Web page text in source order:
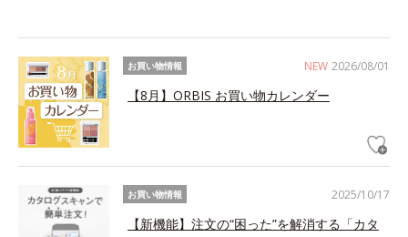
NEW 2026/08/01
お買い物情報
【8月】ORBIS お買い物カレンダー
2025/10/17
お買い物情報
【新機能】注文の“困った”を解消する「カタ